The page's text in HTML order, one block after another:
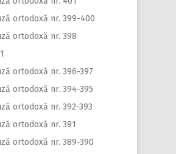
ortodoxă nr. 399-400
ortodoxă nr. 398
ortodoxă nr. 396-397
ortodoxă nr. 394-395
ortodoxă nr. 392-393
ortodoxă nr. 391
ortodoxă nr. 389-390